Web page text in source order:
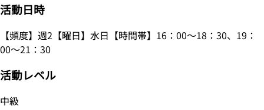
活動日時
【頻度】週2【曜日】水日【時間帯】16：00～18：30、19：
00～21：30
活動レベル
中級